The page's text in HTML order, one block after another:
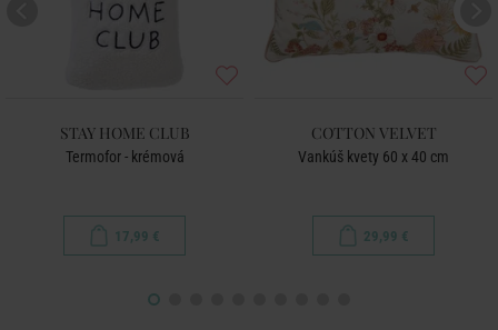
STAY HOME CLUB
Termofor - krémová
17,99 €
COTTON VELVET
Vankúš kvety 60 x 40 cm
29,99 €